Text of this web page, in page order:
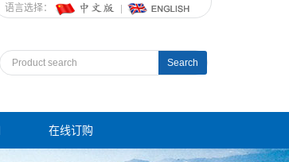
语言选择：
Search
在线订购